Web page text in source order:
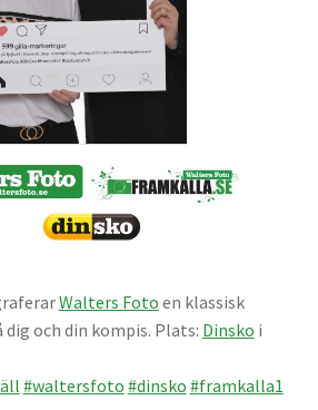
Walters Foto en klassisk
och din kompis. Plats: Dinsko i
#waltersfoto #dinsko #framkalla1